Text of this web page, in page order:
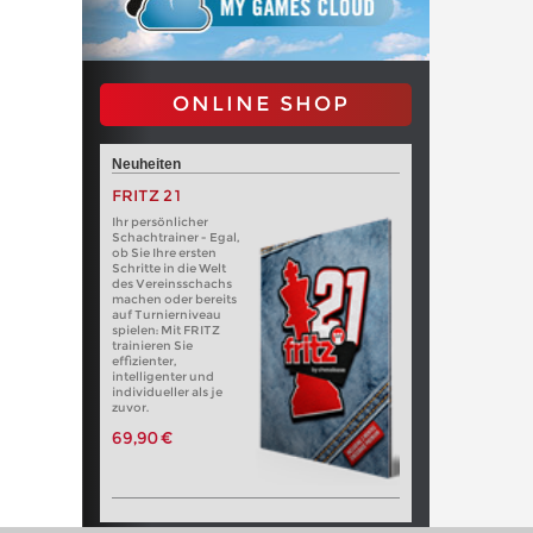
ONLINE SHOP
Neuheiten
FRITZ 21
Ihr persönlicher
Schachtrainer - Egal,
ob Sie Ihre ersten
Schritte in die Welt
des Vereinsschachs
machen oder bereits
auf Turnierniveau
spielen: Mit FRITZ
trainieren Sie
effizienter,
intelligenter und
individueller als je
zuvor.
69,90 €